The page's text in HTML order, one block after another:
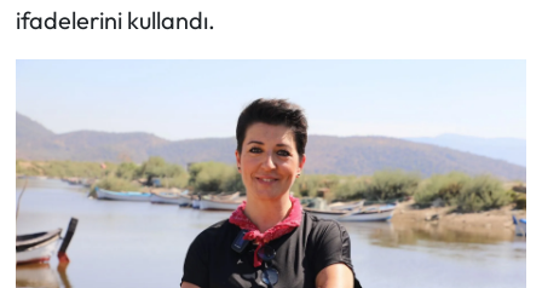
ifadelerini kullandı.